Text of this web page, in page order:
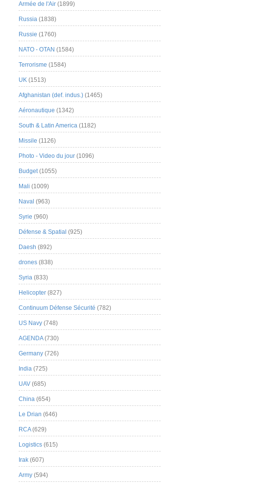
Armée de l'Air (1899)
Russia (1838)
Russie (1760)
NATO - OTAN (1584)
Terrorisme (1584)
UK (1513)
Afghanistan (def. indus.) (1465)
Aéronautique (1342)
South & Latin America (1182)
Missile (1126)
Photo - Video du jour (1096)
Budget(1055)
Mali (1009)
Naval (963)
Syrie (960)
Défense & Spatial (925)
Daesh (892)
drones (838)
Syria (833)
Helicopter (827)
Continuum Défense Sécurité (782)
US Navy (748)
AGENDA(730)
Germany (726)
India (725)
UAV (685)
China (654)
Le Drian (646)
RCA(629)
Logistics (615)
Irak (607)
Army (594)